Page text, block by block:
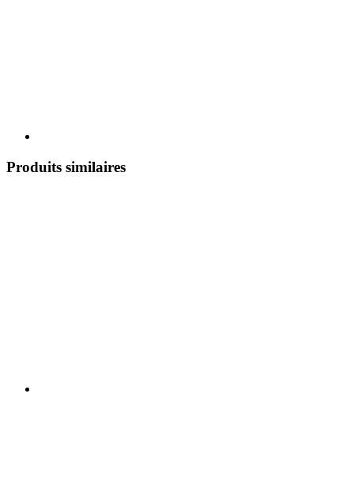
Produits similaires